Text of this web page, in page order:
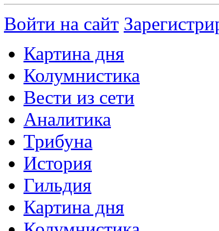
Войти на сайт
Картина дня
Колумнистика
Вести из сети
Аналитика
Трибуна
История
Гильдия
Картина дня